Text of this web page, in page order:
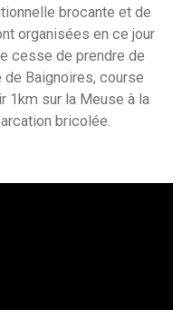
brocante et de
organisées en ce jour
cesse de prendre de
de Baignoires, course
1km sur la Meuse à la
bricolée.